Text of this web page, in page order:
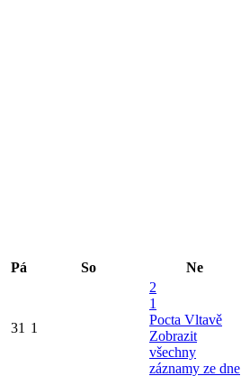
Pá So Ne
31 1
2
1
Pocta Vltavě
Zobrazit
všechny
záznamy ze dne